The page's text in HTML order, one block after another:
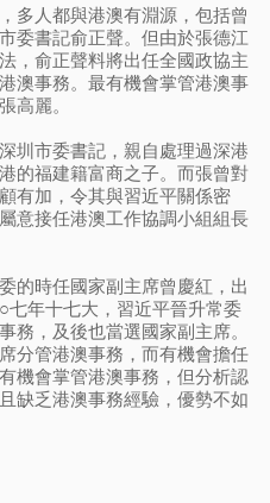
多人都與港澳有淵源，包括曾
委書記俞正聲。但由於張德江
，俞正聲料將出任全國政協主
澳事務。最有機會掌管港澳事
高麗。
圳市委書記，親自處理過深港
的福建籍富商之子。而張曾對
有加，令其與習近平關係密
意接任港澳工作協調小組組長
的時任國家副主席曾慶紅，出
年十七大，習近平晉升常委
務，及後也當選國家副主席。
分管港澳事務，而有機會擔任
機會掌管港澳事務，但分析認
缺乏港澳事務經驗，優勢不如